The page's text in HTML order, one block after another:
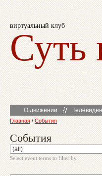
виртуальный клуб
Суть
О движении
Главная / События
События
Select event terms to filter by